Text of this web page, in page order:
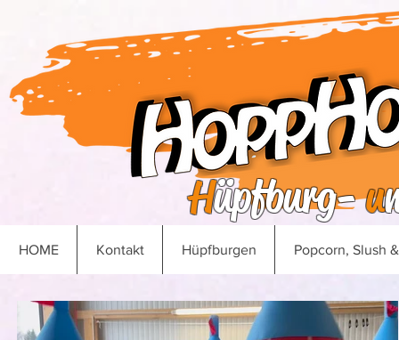
Hüpfburg-u
HOME Kontakt Hüpfburgen Popcorn, Slush